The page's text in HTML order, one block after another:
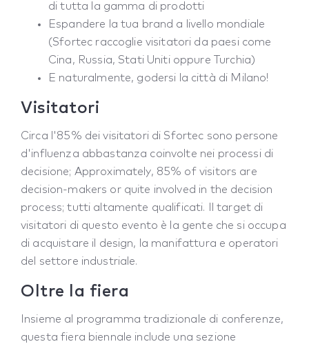
di tutta la gamma di prodotti
Espandere la tua brand a livello mondiale
(Sfortec raccoglie visitatori da paesi come
Cina, Russia, Stati Uniti oppure Turchia)
E naturalmente, godersi la città di Milano!
Visitatori
Circa l'85% dei visitatori di Sfortec sono persone
d'influenza abbastanza coinvolte nei processi di
decisione; Approximately, 85% of visitors are
decision-makers or quite involved in the decision
process; tutti altamente qualificati. Il target di
visitatori di questo evento è la gente che si occupa
di acquistare il design, la manifattura e operatori
del settore industriale.
Oltre la fiera
Insieme al programma tradizionale di conferenze,
questa fiera biennale include una sezione